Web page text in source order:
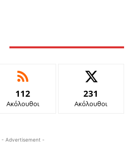
112
Ακόλουθοι
231
Ακόλουθοι
- Advertisement -